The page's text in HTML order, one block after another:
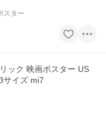
スター
ック 映画ポスター US
サイズ mi7